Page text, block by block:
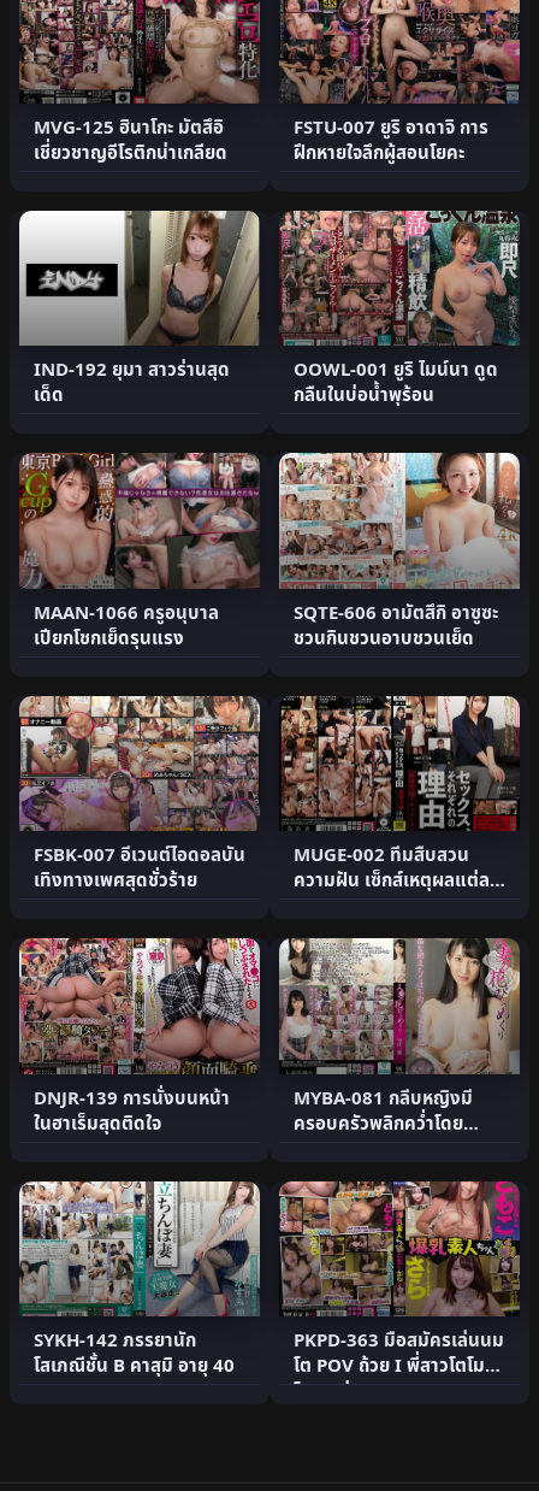
MVG-125 ฮินาโกะ มัตสึอิ
เชี่ยวชาญอีโรติกน่าเกลียด
FSTU-007 ยูริ อาดาจิ การ
ฝึกหายใจลึกผู้สอนโยคะ
IND-192 ยุมา สาวร่านสุด
เด็ด
OOWL-001 ยูริ ไมน์นา ดูด
กลืนในบ่อน้ำพุร้อน
MAAN-1066 ครูอนุบาล
เปียกโชกเย็ดรุนแรง
SQTE-606 อามัตสึกิ อาซูซะ
ชวนกินชวนอาบชวนเย็ด
FSBK-007 อีเวนต์ไอดอลบัน
เทิงทางเพศสุดชั่วร้าย
MUGE-002 ทีมสืบสวน
ความฝัน เซ็กส์เหตุผลแต่ละ
คน
DNJR-139 การนั่งบนหน้า
ในฮาเร็มสุดติดใจ
MYBA-081 กลีบหญิงมี
ครอบครัวพลิกคว่ำโดย
Yukishiro Ichiho
SYKH-142 ภรรยานัก
โสเภณีชั้น B คาสุมิ อายุ 40
PKPD-363 มือสมัครเล่นนม
โต POV ถ้วย I พี่สาวโตโม
โกะ ซาร่า